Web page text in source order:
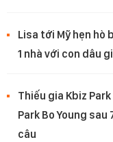
Lisa tới Mỹ hẹn hò
1 nhà với con dâu
Thiếu gia Kbiz
Park Bo Young sau
câu